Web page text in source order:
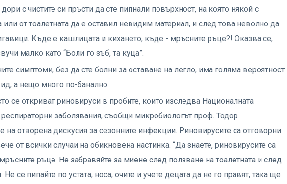
с чистите си пръсти да сте пипнали повърхност, на която някой с
или от тоалетната да е оставил невидим материал, и след това неволно да
Къде е кашлицата и кихането, къде - мръсните ръце?! Оказва се,
малко като “Боли го зъб, та куца”.
симптоми, без да сте болни за оставане на легло, има голяма вероятност
а нещо много по-банално.
се откриват риновируси в пробите, които изследва Националната
заболявания, съобщи микробиологът проф. Тодор
отворена дискусия за сезонните инфекции. Риновирусите са отговорни
от всички случаи на обикновена настинка. “Да знаете, риновирусите са
ръце. Не забравяйте за миене след ползване на тоалетната и след
Не се пипайте по устата, носа, очите и учете децата да не го правят, така ще